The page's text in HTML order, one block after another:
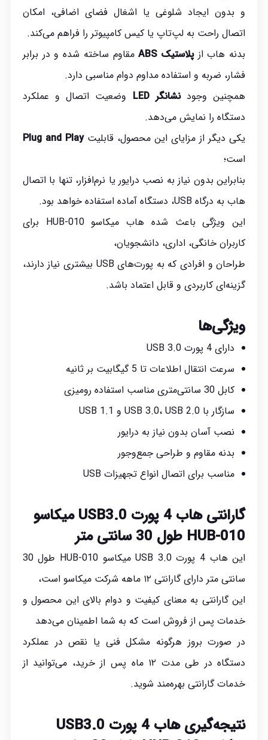
و بدون ایجاد شلوغی یا اشغال فضای اضافی، امکان
اتصال راحت به لپ‌تاپ یا کیس کامپیوتر را فراهم می‌کند.
بدنه هاب ازپلاستیک ABS
مقاوم ساخته شده و در برابر
فشار، ضربه و استفاده مداوم دوام مناسبی دارد.
همچنین وجودنشانگرLED
وضعیت اتصال و عملکرد
دستگاه را نمایش می‌دهد.
یکی دیگر از مزایای این محصول، قابلیتPlug and Play
است؛
بنابراین بدون نیاز به نصب درایور یا نرم‌افزار، تنها با اتصال
هاب به درگاه USB، دستگاه آماده استفاده خواهد بود.
این ویژگی باعث شده هاب میکاسو HUB-010 برای
کاربران خانگی، اداری، دانشجویان،
طراحان و افرادی که به پورت‌های USB بیشتری نیاز دارند،
گزینه‌ای کاربردی و قابل اعتماد باشد.
ویژگی‌ها
دارای 4 پورت USB 3.0
سرعت انتقال اطلاعات تا 5 گیگابیت بر ثانیه
کابل 30 سانتی‌متری مناسب استفاده رومیزی
سازگار با USB 3.0، USB 2.0 و USB 1.1
نصب آسان بدون نیاز به درایور
بدنه مقاوم و طراحی جمع‌وجور
مناسب برای اتصال انواع تجهیزات USB
گارانتی هاب 4 پورت USB3.0 میکاسو
HUB-010 طول 30 سانتی متر
این هاب 4 پورت USB 3.0 میکاسو HUB-010 طول 30
سانتی متر دارای گارانتی ۱۲ ماهه شرکت میکاسو است،
این گارانتی به معنای کیفیت و دوام بالای این محصول و
خدمات پس از فروش است که به شما اطمینان می‌دهد
در صورت بروز هرگونه مشکل فنی یا نقص در عملکرد
دستگاه در طی مدت ۱۲ ماه پس از خرید، می‌توانید از
خدمات گارانتی بهره‌مند شوید.
نتیجه‌گیری
هاب 4 پورت USB3.0